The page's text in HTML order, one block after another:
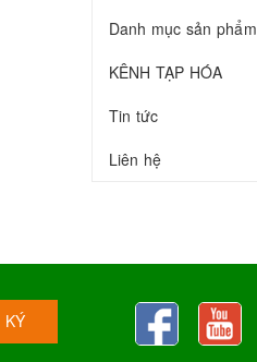
Danh mục sản phẩm
KÊNH TẠP HÓA
Tin tức
Liên hệ
KÝ